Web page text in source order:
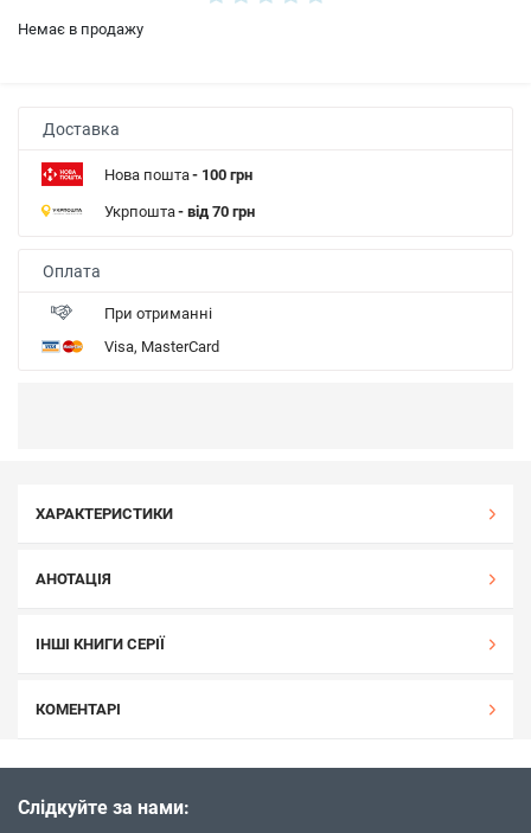
Немає в продажу
Доставка
Нова пошта- 100 грн
Укрпошта- від 70 грн
Оплата
При отриманні
Visa, MasterCard
ХАРАКТЕРИСТИКИ
АНОТАЦІЯ
ІНШІ КНИГИ СЕРІЇ
КОМЕНТАРІ
Слідкуйте за нами: